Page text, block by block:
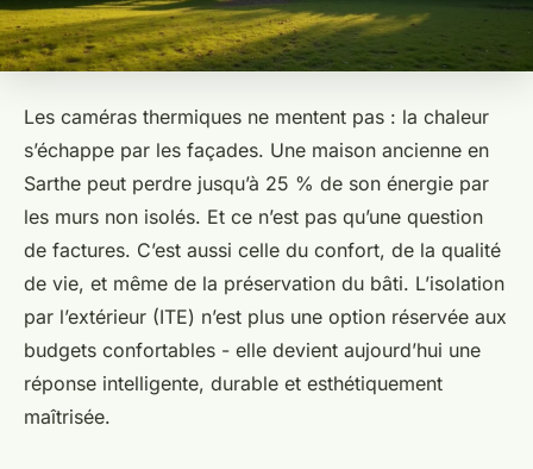
Les caméras thermiques ne mentent pas : la chaleur
s’échappe par les façades. Une maison ancienne en
Sarthe peut perdre jusqu’à 25 % de son énergie par
les murs non isolés. Et ce n’est pas qu’une question
de factures. C’est aussi celle du confort, de la qualité
de vie, et même de la préservation du bâti. L’isolation
par l’extérieur (ITE) n’est plus une option réservée aux
budgets confortables - elle devient aujourd’hui une
réponse intelligente, durable et esthétiquement
maîtrisée.